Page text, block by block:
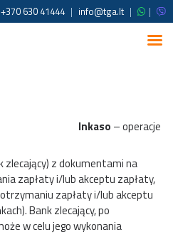
+370 630 41444 | info@tga.lt | |
Inkaso – operacje
zlecający) z dokumentami na
zapłaty i/lub akceptu zapłaty,
zapłaty i/lub akceptu
Bank zlecający, po
w celu jego wykonania